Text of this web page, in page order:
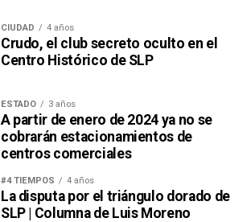
CIUDAD 4 años
Crudo, el club secreto oculto en el
Centro Histórico de SLP
ESTADO 3 años
A partir de enero de 2024 ya no se
cobrarán estacionamientos de
centros comerciales
#4 TIEMPOS 4 años
La disputa por el triángulo dorado de
SLP | Columna de Luis Moreno